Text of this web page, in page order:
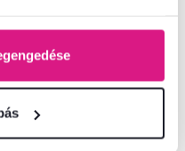
információkat?
és örömmel adunk tanácsot
Beszélgetés indítása